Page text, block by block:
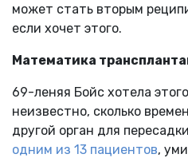
может стать вторым
если хочет этого.
Математика
69-леняя Бойс хотела
неизвестно, сколько
другой орган для
одним из 13 пациентов,